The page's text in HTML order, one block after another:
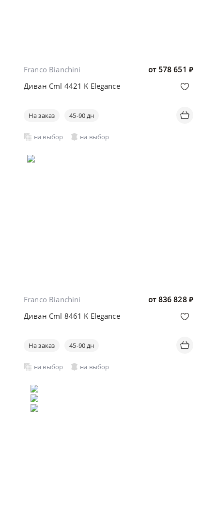
от 578 651 ₽
Franco Bianchini
Диван Cml 4421 K Elegance
На заказ 45-90 дн
на выбор на выбор
от 836 828 ₽
Franco Bianchini
Диван Cml 8461 K Elegance
На заказ 45-90 дн
на выбор на выбор